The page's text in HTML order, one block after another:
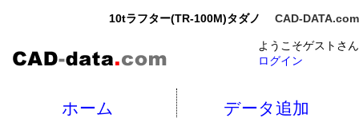
10tラフター(TR-100M)タダノ CAD-DATA.com
ようこそゲストさん
ログイン
ホーム データ追加